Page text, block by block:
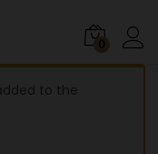
0
to the